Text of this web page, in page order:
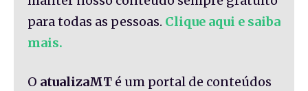
para todas as pessoas. Clique aqui e saiba
mais.
O atualizaMT é um portal de conteúdos